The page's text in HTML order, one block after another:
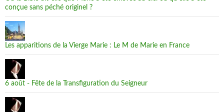
conçue sans péché originel ?
Les apparitions de la Vierge Marie : Le M de Marie en France
6 août - Fête de la Transfiguration du Seigneur